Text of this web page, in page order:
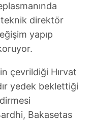
teknik direktör
yapıp
çevrildiği Hırvat
yedek beklettiği
Bakasetas